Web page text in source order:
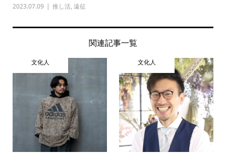
2023.07.09 推し活, 遠征
関連記事一覧
文化人 文化人